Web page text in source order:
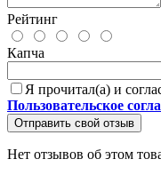
Рейтинг
Капча
Я прочитал(а) и
Пользовательское
Отправить свой отзыв
Нет отзывов об этом